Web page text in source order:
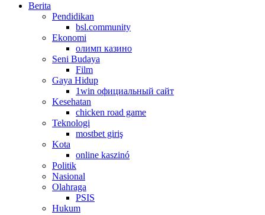
Berita
Pendidikan
bsl.community
Ekonomi
олимп казино
Seni Budaya
Film
Gaya Hidup
1win официальный сайт
Kesehatan
chicken road game
Teknologi
mostbet giriş
Kota
online kaszinó
Politik
Nasional
Olahraga
PSIS
Hukum